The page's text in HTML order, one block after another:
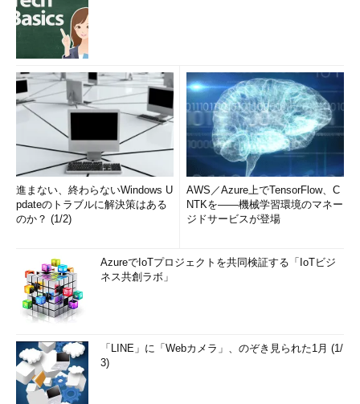
進まない、終わらないWindows U
pdateのトラブルに解決策はある
のか？ (1/2)
AWS／Azure上でTensorFlow、C
NTKを――機械学習環境のマネー
ジドサービスが登場
AzureでIoTプロジェクトを共同検証する「IoTビジ
ネス共創ラボ」
「LINE」に「Webカメラ」、のぞき見られた1月 (1/
3)